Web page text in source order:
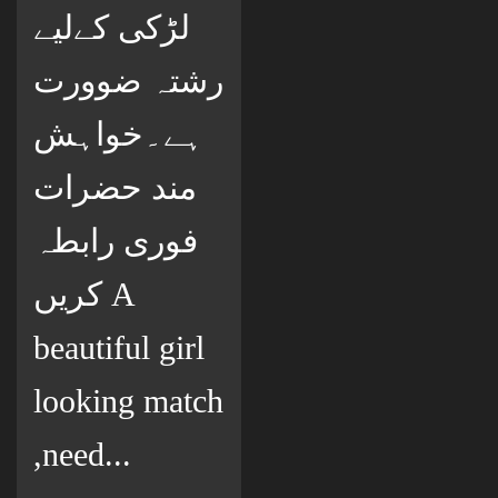
لڑکی کےلیے
رشتہ ضوورت
ہے۔خواہش
مند حضرات
فوری رابطہ
کریں A
beautiful girl
looking match
,need...